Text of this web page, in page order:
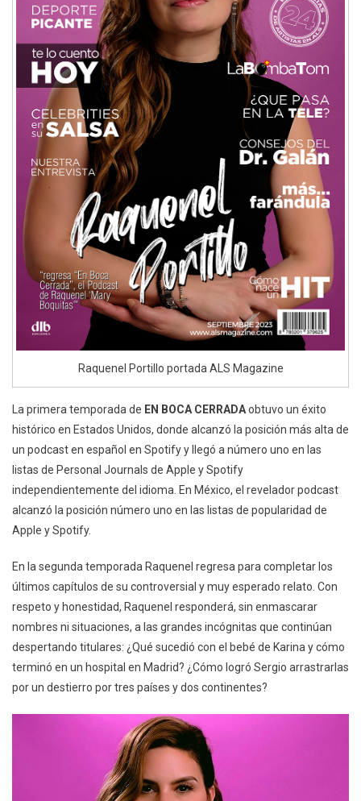
Raquenel Portillo portada ALS Magazine
La primera temporada de EN BOCA CERRADAobtuvo un éxito
histórico en Estados Unidos, donde alcanzó la posición más alta de
un podcast en español en Spotify y llegó a número uno en las
listas de Personal Journals de Apple y Spotify
independientemente del idioma. En México, el revelador podcast
alcanzó la posición número uno en las listas de popularidad de
Apple y Spotify.
En la segunda temporada Raquenel regresa para completar los
últimos capítulos de su controversial y muy esperado relato. Con
respeto y honestidad, Raquenel responderá, sin enmascarar
nombres ni situaciones, a las grandes incógnitas que continúan
despertando titulares: ¿Qué sucedió con el bebé de Karina y cómo
terminó en un hospital en Madrid? ¿Cómo logró Sergio arrastrarlas
por un destierro por tres países y dos continentes?